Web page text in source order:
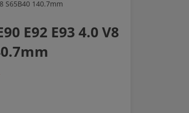
S65B40 140.7mm
E92 E93 4.0 V8